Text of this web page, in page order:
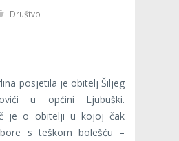
Društvo
posjetila je obitelj Šiljeg
u općini Ljubuški.
je o obitelji u kojoj čak
s teškom bolešću –